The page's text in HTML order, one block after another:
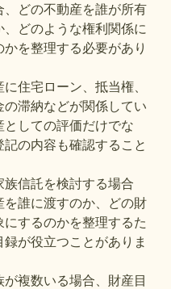
、どの不動産を誰が所有
、どのような権利関係に
かを整理する必要があり
住宅ローン、抵当権、
の滞納などが関係してい
としての評価だけでな
記の内容も確認すること
族信託を検討する場合
を誰に渡すのか、どの財
にするのかを整理するた
が役立つことがありま
複数いる場合、財産目